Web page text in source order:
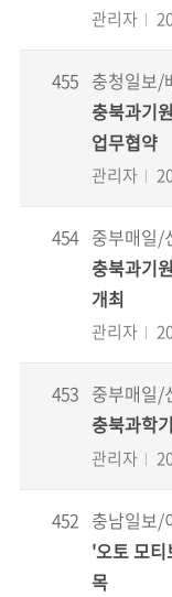
관리자
455 충청일보/
충북과기
업무협약
관리자
454 중부매일/
충북과기
개최
관리자
453 중부매일/
충북과학
관리자
452 충남일보/
'오토 모
목